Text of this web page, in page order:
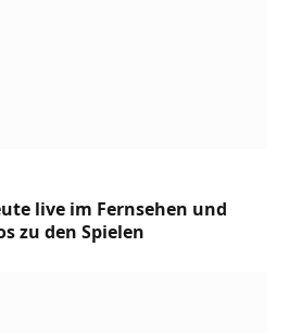
live im Fernsehen und
zu den Spielen